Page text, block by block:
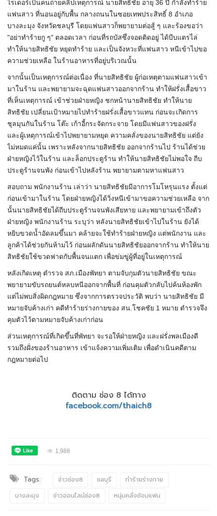
ไรเดอร์เป็นคนถ่ายคลิปเหตุการณ์ นายสิทธิชัย อายุ 36 ปี กำลังทำร้าย
แฟนสาว ที่นอนอยู่กับพื้น กลางถนนในซอยเทพประสิทธิ์ 8 อำเภอ
บางละมุง จังหวัดชลบุรี โดยแฟนสาวก็พยายามต่อสู้ ๆ และร้องขอว่า
"อย่าทำร้ายกู ๆ" ตลอดเวลา ก่อนที่รถบัสซึ่งจอดติดอยู่ ได้บีบแตรไล่
ทำให้นายสิทธิชัย หยุดทำร้าย และเป็นจังหวะที่แฟนสาว หนีเข้าไปขอ
ความช่วยเหลือ ในร้านอาหารที่อยู่บริเวณนั้น
จากนั้นเป็นเหตุการณ์ต่อเนื่อง ที่นายสิทธิชัย ผู้ก่อเหตุตามแฟนสาวเข้า
มาในร้าน และพยายามจะฉุดแฟนสาวออกจากร้าน ทำให้ฝรั่งเสื้อขาว
ที่เห็นเหตุการณ์ เข้าช่วยฝ่ายหญิง ชกหน้านายสิทธิชัย ทำให้นาย
สิทธิชัย เปลี่ยนเป้าหมายไปทำร้ายฝรั่งเสื้อขาวแทน ก่อนจะเกิดการ
ชุลมุนกันในร้าน โต๊ะ เก้าอี้กระจัดกระจาย โดยมีแฟนสาวของฝรั่ง
และผู้เหตุการณ์เข้าไปพยายามหยุด ความคลั่งของนายสิทธิชัย แต่ยัง
ไม่หมดแค่นั้น เพราะหลังจากนายสิทธิชัย ออกจากร้านไป ร้านได้ช่วย
ฝ่ายหญิงไว้ในร้าน และล็อกประตูร้าน ทำให้นายสิทธิชัยไม่พอใจ ถีบ
ประตูร้านจนพัง ก่อนเข้าไปหลังร้าน พยายามตามหาแฟนสาว
สอบถาม พนักงานร้าน เล่าว่า นายสิทธิชัยมีอาการโมโหรุนแรง ตั้งแต่
ก่อนเข้ามาในร้าน โดยฝ่ายหญิงได้วิ่งหนีเข้ามาขอความช่วยเหลือ จาก
นั้นนายสิทธิชัยได้ถีบประตูร้านจนพังเสียหาย และพยายามเข้าถึงตัว
ฝ่ายหญิง พนักงานร้าน ระบุว่า หลังนายสิทธิชัยเข้าไปในร้าน ยังได้
หยิบขวดน้ำอัดลมขึ้นมา คล้ายจะใช้ทำร้ายฝ่ายหญิง แต่พนักงาน และ
ลูกค้าได้ช่วยกันห้ามไว้ ก่อนผลักดันนายสิทธิชัยออกจากร้าน ทำให้นาย
สิทธิชัยใช้ขวดฟาดกับพื้นจนแตก เพื่อข่มขู่ผู้ที่อยู่ในเหตุการณ์
หลังเกิดเหตุ ตำรวจ สภ.เมืองพัทยา ตามจับกุมตัวนายสิทธิชัย ขณะ
พยายามขับรถยนต์หลบหนีออกจากพื้นที่ ก่อนคุมตัวกลับไปค้นห้องพัก
แต่ไม่พบสิ่งผิดกฎหมาย ซึ่งจากการตรวจประวัติ พบว่า นายสิทธิชัย มี
หมายจับค้างเก่า คดีทำร้ายร่างกายของ สน.โชคชัย 1 หมาย ตำรวจจึง
คุมตัวไว้ตามหมายจับค้างเก่าก่อน
ส่วนเหตุการณ์ที่เกิดขึ้นที่พัทยา จะรอให้ฝ่ายหญิง และฝรั่งพลเมืองดี
รวมถึงฝั่งของร้านอาหาร เข้าแจ้งความเพิ่มเติม เพื่อดำเนินคดีตาม
กฎหมายต่อไป
ติดตาม ช่อง 8 ได้ทาง
facebook.com/thaich8
1,988
Tags: ข่าวช่อง8 ชลบุรี
ทำร้ายร่างกาย
บางละมุง
ข่าวออนไลน์ช่อง8 หนุ่มคลั่งซ้อมแฟน